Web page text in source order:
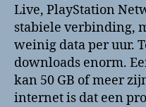
Live, PlayStation
stabiele verbinding,
weinig data per uur.
downloads enorm.
kan 50 GB of meer
internet is dat een